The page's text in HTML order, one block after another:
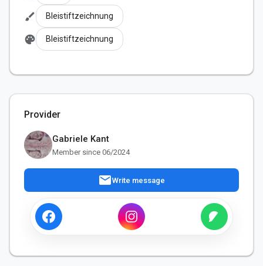
brush Bleistiftzeichnung
palette Bleistiftzeichnung
Provider
Gabriele Kant
Member since 06/2024
mailWrite message